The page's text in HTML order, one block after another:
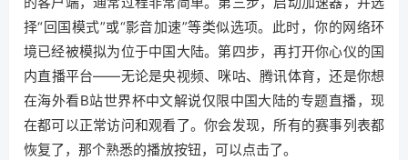
择“回国模式”或“影音加速”等类似选项。此时，你的网络环
境已经被模拟为位于中国大陆。第四步，再打开你心仪的国
内直播平台——无论是央视频、咪咕、腾讯体育，还是你想
在海外看B站世界杯中文解说仅限中国大陆的专题直播，现
在都可以正常访问和观看了。你会发现，所有的赛事列表都
恢复了，那个熟悉的播放按钮，可以点击了。